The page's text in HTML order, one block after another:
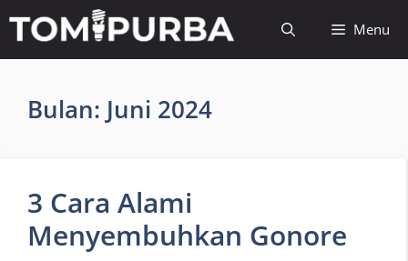
isi
Menu
Bulan: Juni 2024
3 Cara Alami
Menyembuhkan Gonore